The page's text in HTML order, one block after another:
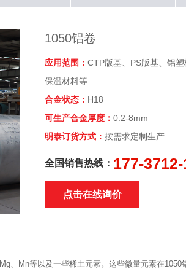
1050铝卷
应用范围：CTP版基、PS版基、铝
保温材料等
合金状态： H18
可生产合金厚度：0.2-8mm
明泰订货方式：按需求定制生产
全国销售热线： 177-
点击在线询价
、Mn等以及一些稀土元素。这些微量元素在1050